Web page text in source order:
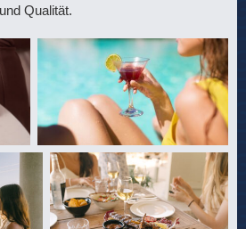
Qualität.